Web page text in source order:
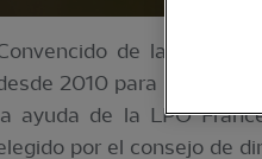
de la
2010 para su
ayuda de la LPO
por el consejo de